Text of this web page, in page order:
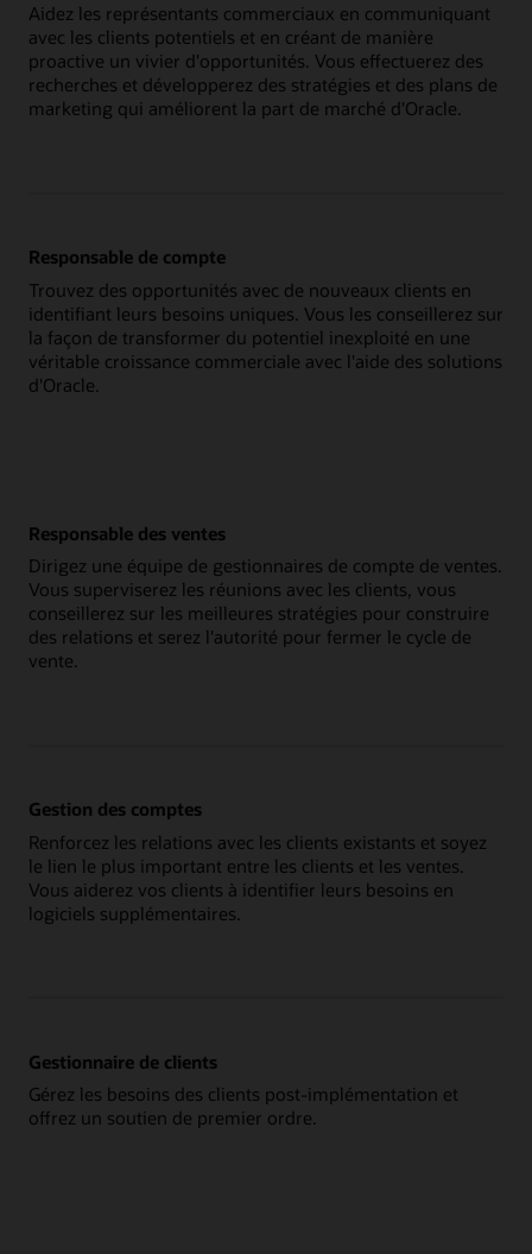
Aidez les représentants commerciaux en communiquant
avec les clients potentiels et en créant de manière
proactive un vivier d'opportunités. Vous effectuerez des
recherches et développerez des stratégies et des plans de
marketing qui améliorent la part de marché d'Oracle.
Responsable de compte
Trouvez des opportunités avec de nouveaux clients en
identifiant leurs besoins uniques. Vous les conseillerez sur
la façon de transformer du potentiel inexploité en une
véritable croissance commerciale avec l'aide des solutions
d'Oracle.
Responsable des ventes
Dirigez une équipe de gestionnaires de compte de ventes.
Vous superviserez les réunions avec les clients, vous
conseillerez sur les meilleures stratégies pour construire
des relations et serez l'autorité pour fermer le cycle de
vente.
Gestion des comptes
Renforcez les relations avec les clients existants et soyez
le lien le plus important entre les clients et les ventes.
Vous aiderez vos clients à identifier leurs besoins en
logiciels supplémentaires.
Gestionnaire de clients
Gérez les besoins des clients post-implémentation et
offrez un soutien de premier ordre.